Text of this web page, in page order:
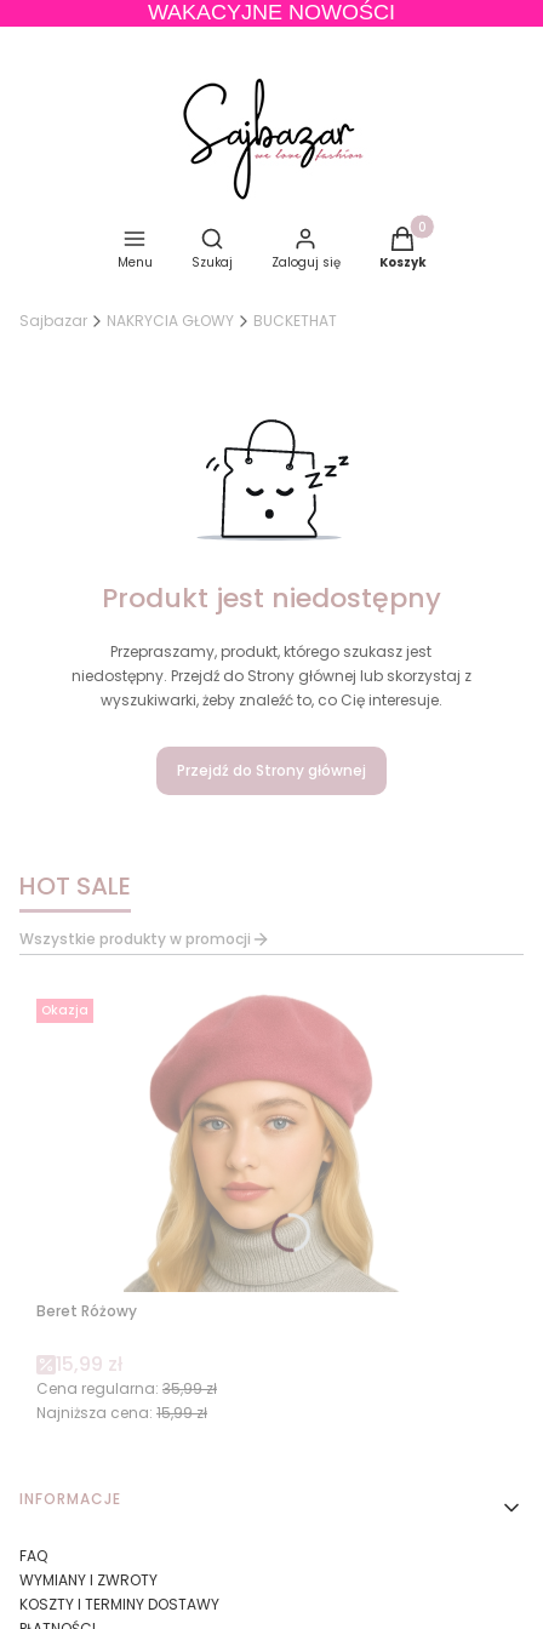
WAKACYJNE NOWOŚCI
Menu
Otwórz wyszukiwarkę
Szukaj Zaloguj się
Produkty w
Koszyk
Sajbazar NAKRYCIA GŁOWY BUCKETHAT
Produkt jest niedostępny
Przepraszamy, produkt, którego szukasz jest
niedostępny. Przejdź do Strony głównej lub skorzystaj z
wyszukiwarki, żeby znaleźć to, co Cię interesuje.
Przejdź do Strony głównej
HOT SALE
Wszystkie produkty w promocji
Okazja
Beret Różowy
Cena promocyjna
15,99 zł
Cena regularna: 35,99 zł
Najniższa cena: 15,99 zł
Linki w stopce
INFORMACJE
FAQ
WYMIANY I ZWROTY
KOSZTY I TERMINY DOSTAWY